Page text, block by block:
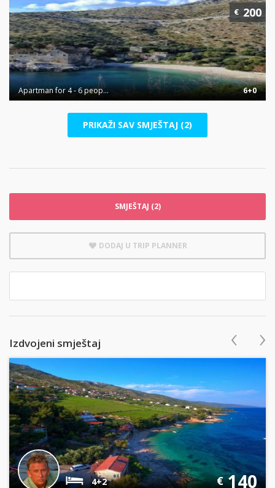
Apartman for 4 - 6 peop... 6+0
€ 200
PRIKAŽI SAV SMJEŠTAJ (2)
SMJEŠTAJ (2)
DODAJ U TRIP PLANNER
Izdvojeni smještaj
4+2 €140
‹ ›